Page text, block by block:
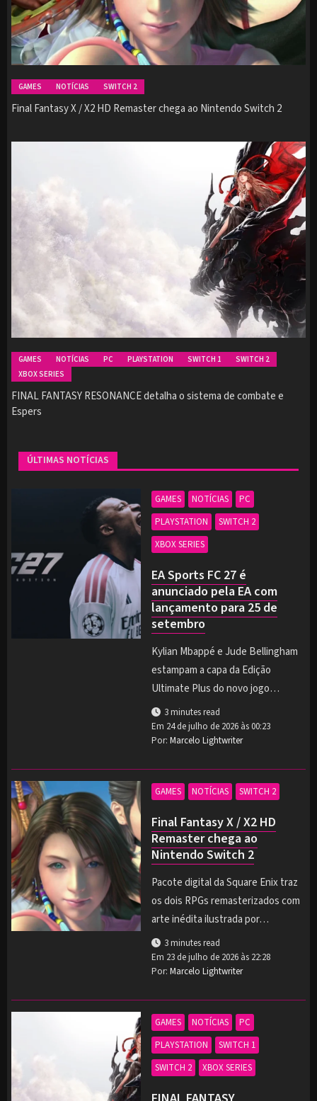
GAMES NOTÍCIAS SWITCH 2
Final Fantasy X / X2 HD Remaster chega ao Nintendo Switch 2
GAMES NOTÍCIAS PC PLAYSTATION SWITCH 1
SWITCH 2
XBOX SERIES
FINAL FANTASY RESONANCE detalha o sistema de combate e
Espers
ÚLTIMAS NOTÍCIAS
EA Sports FC 27 é
anunciado pela EA com
lançamento para 25 de
setembro
GAMES NOTÍCIAS
PC
PLAYSTATION
SWITCH 2
XBOX SERIES
Kylian Mbappé e Jude Bellingham
estampam a capa da Edição
Ultimate Plus do novo jogo…
3 minutes read
Em 24 de julho de 2026 às 00:23
Por:Marcelo Lightwriter
Final Fantasy X / X2 HD
Remaster chega ao
Nintendo Switch 2
GAMES NOTÍCIAS SWITCH 2
Pacote digital da Square Enix traz
os dois RPGs remasterizados com
arte inédita ilustrada por…
3 minutes read
Em 23 de julho de 2026 às 22:28
Por:Marcelo Lightwriter
GAMES NOTÍCIAS
PC
PLAYSTATION
SWITCH 1
SWITCH 2
XBOX SERIES